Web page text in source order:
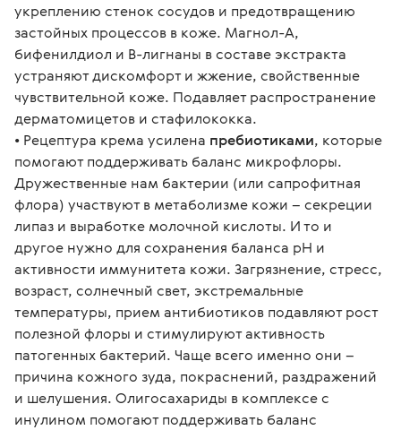
укреплению стенок сосудов и предотвращению
застойных процессов в коже. Магнол-А,
бифенилдиол и В-лигнаны в составе экстракта
устраняют дискомфорт и жжение, свойственные
чувствительной коже. Подавляет распространение
дерматомицетов и стафилококка.
• Рецептура крема усилена пребиотиками, которые
помогают поддерживать баланс микрофлоры.
Дружественные нам бактерии (или сапрофитная
флора) участвуют в метаболизме кожи – секреции
липаз и выработке молочной кислоты. И то и
другое нужно для сохранения баланса рН и
активности иммунитета кожи. Загрязнение, стресс,
возраст, солнечный свет, экстремальные
температуры, прием антибиотиков подавляют рост
полезной флоры и стимулируют активность
патогенных бактерий. Чаще всего именно они –
причина кожного зуда, покраснений, раздражений
и шелушения. Олигосахариды в комплексе с
инулином помогают поддерживать баланс